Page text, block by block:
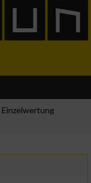
Einzelwertung